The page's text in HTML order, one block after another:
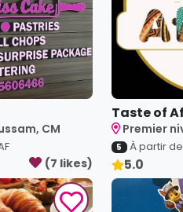
CM
(7 likes)
Taste of
Premier
5 À partir de
5.0